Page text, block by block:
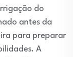
do
antes da
para preparar
A